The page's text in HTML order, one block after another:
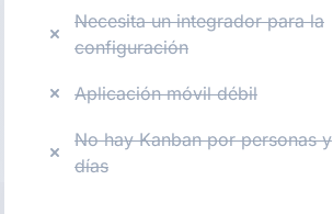
Necesita un integrador para la
configuración
Aplicación móvil débil
No hay Kanban por personas y
días